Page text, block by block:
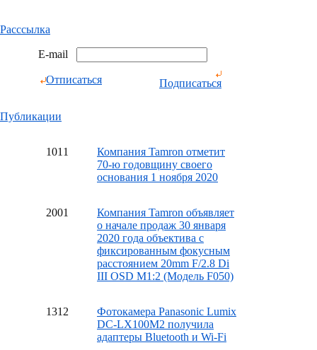
Расссылка
E-mail
Отписаться Подписаться
Публикации
1011
Компания Tamron отметит
70-ю годовщину своего
основания 1 ноября 2020
2001
Компания Tamron объявляет
о начале продаж 30 января
2020 года объектива с
фиксированным фокусным
расстоянием 20mm F/2.8 Di
III OSD M1:2 (Модель F050)
1312
Фотокамера Panasonic Lumix
DC-LX100M2 получила
адаптеры Bluetooth и Wi-Fi